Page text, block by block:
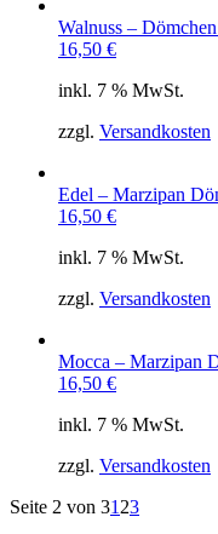
Walnuss –
16,50 €
inkl. 7 % MwSt.
zzgl. Versandkosten
Edel – Marzipan
16,50 €
inkl. 7 % MwSt.
zzgl. Versandkosten
Mocca – Marzipan
16,50 €
inkl. 7 % MwSt.
zzgl. Versandkosten
Seite 2 von 31 23